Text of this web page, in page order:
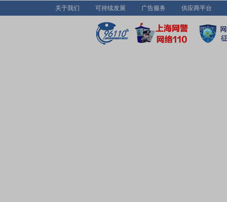
关于我们 可持续发展 广告服务 供应商平台